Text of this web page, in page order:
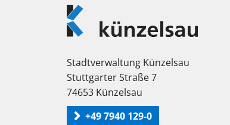
Logo
Künzelsau
Stadtverwaltung Künzelsau
Stuttgarter Straße 7
74653 Künzelsau
+49 7940 129-0